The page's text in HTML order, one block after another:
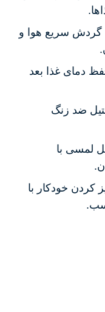
گردش سریع هوا و
دمای غذا بعد
ضد زنگ
لمسی با
کردن خودکار با